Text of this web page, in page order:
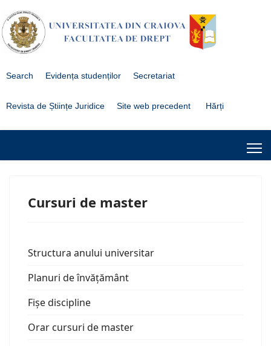
Search Evidența studenților Secretariat
Revista de Științe Juridice Site web precedent Hărți
Cursuri de master
Structura anului universitar
Planuri de învățământ
Fișe discipline
Orar cursuri de master